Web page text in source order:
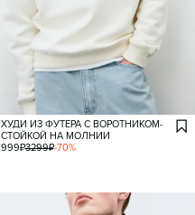
ХУДИ ИЗ ФУТЕРА С ВОРОТНИКОМ-
СТОЙКОЙ НА МОЛНИИ
999₽3299₽-70%